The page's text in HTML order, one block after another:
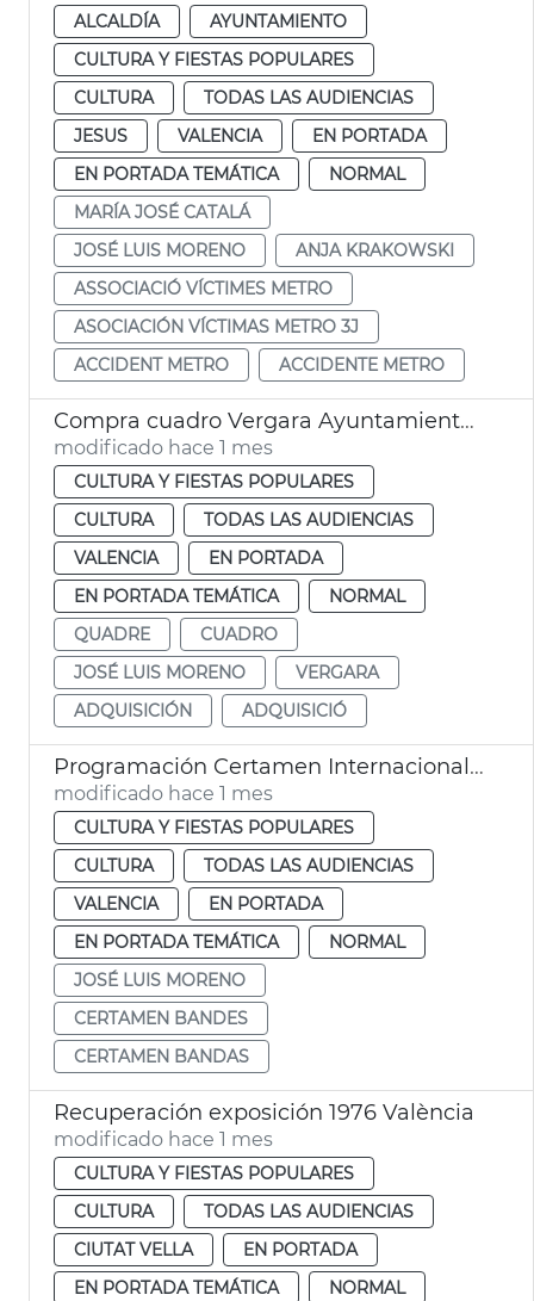
ALCALDÍA
AYUNTAMIENTO
CULTURA Y FIESTAS POPULARES
CULTURA
TODAS LAS AUDIENCIAS
JESUS
VALENCIA
EN PORTADA
EN PORTADA TEMÁTICA
NORMAL
MARÍA JOSÉ CATALÁ
JOSÉ LUIS MORENO
ANJA KRAKOWSKI
ASSOCIACIÓ VÍCTIMES METRO
ASOCIACIÓN VÍCTIMAS METRO 3J
ACCIDENT METRO
ACCIDENTE METRO
Compra cuadro Vergara Ayuntamiento de València
modificado hace 1 mes
CULTURA Y FIESTAS POPULARES
CULTURA
TODAS LAS AUDIENCIAS
VALENCIA
EN PORTADA
EN PORTADA TEMÁTICA
NORMAL
QUADRE
CUADRO
JOSÉ LUIS MORENO
VERGARA
ADQUISICIÓN
ADQUISICIÓ
Programación Certamen Internacional de Bandas de Música Ciudad de València
modificado hace 1 mes
CULTURA Y FIESTAS POPULARES
CULTURA
TODAS LAS AUDIENCIAS
VALENCIA
EN PORTADA
EN PORTADA TEMÁTICA
NORMAL
JOSÉ LUIS MORENO
CERTAMEN BANDES
CERTAMEN BANDAS
Recuperación exposición 1976 València
modificado hace 1 mes
CULTURA Y FIESTAS POPULARES
CULTURA
TODAS LAS AUDIENCIAS
CIUTAT VELLA
EN PORTADA
EN PORTADA TEMÁTICA
NORMAL